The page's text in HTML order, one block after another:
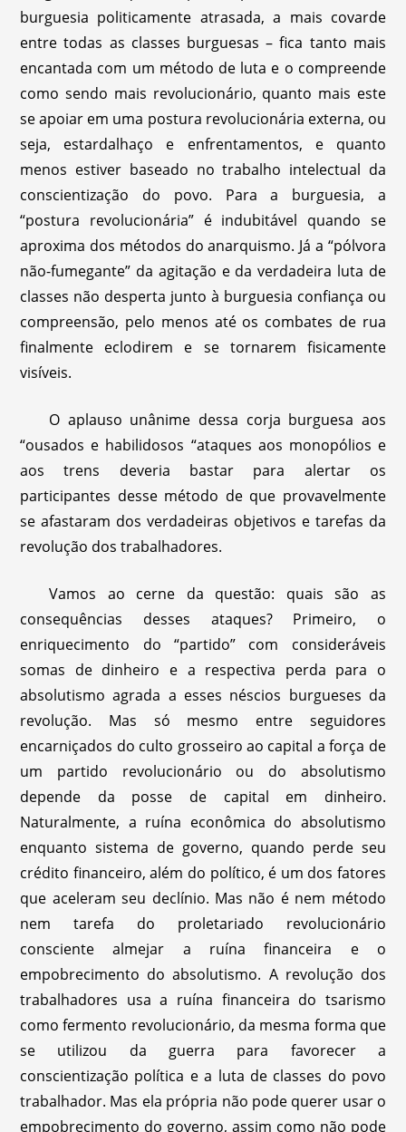
burguesia politicamente atrasada, a mais covarde
entre todas as classes burguesas – fica tanto mais
encantada com um método de luta e o compreende
como sendo mais revolucionário, quanto mais este
se apoiar em uma postura revolucionária externa, ou
seja, estardalhaço e enfrentamentos, e quanto
menos estiver baseado no trabalho intelectual da
conscientização do povo. Para a burguesia, a
“postura revolucionária” é indubitável quando se
aproxima dos métodos do anarquismo. Já a “pólvora
não-fumegante” da agitação e da verdadeira luta de
classes não desperta junto à burguesia confiança ou
compreensão, pelo menos até os combates de rua
finalmente eclodirem e se tornarem fisicamente
visíveis.
O aplauso unânime dessa corja burguesa aos
“ousados e habilidosos “ataques aos monopólios e
aos trens deveria bastar para alertar os
participantes desse método de que provavelmente
se afastaram dos verdadeiras objetivos e tarefas da
revolução dos trabalhadores.
Vamos ao cerne da questão: quais são as
consequências desses ataques? Primeiro, o
enriquecimento do “partido” com consideráveis
somas de dinheiro e a respectiva perda para o
absolutismo agrada a esses néscios burgueses da
revolução. Mas só mesmo entre seguidores
encarniçados do culto grosseiro ao capital a força de
um partido revolucionário ou do absolutismo
depende da posse de capital em dinheiro.
Naturalmente, a ruína econômica do absolutismo
enquanto sistema de governo, quando perde seu
crédito financeiro, além do político, é um dos fatores
que aceleram seu declínio. Mas não é nem método
nem tarefa do proletariado revolucionário
consciente almejar a ruína financeira e o
empobrecimento do absolutismo. A revolução dos
trabalhadores usa a ruína financeira do tsarismo
como fermento revolucionário, da mesma forma que
se utilizou da guerra para favorecer a
conscientização política e a luta de classes do povo
trabalhador. Mas ela própria não pode querer usar o
empobrecimento do governo, assim como não pode